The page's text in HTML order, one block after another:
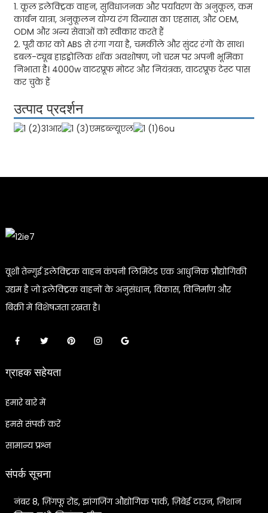
1. कूल इलेक्ट्रिक वाहन, सुविधाजनक और पर्यावरण के अनुकूल, कम
कार्बन यात्रा, अनुकूलन योग्य रंग विन्यास का एहसास, और OEM,
ODM और अन्य सेवाओं को स्वीकार करते हैं
2. पूरी कार को ABS से रंगा गया है, चमकीले और सुंदर रंगों के साथ।
डबल-ट्यूब हाइड्रोलिक शॉक अवशोषण, जो चरम पर अपनी भूमिका
निभाता है। 4000w वाटरप्रूफ मोटर और नियंत्रक, वाटरप्रूफ टेस्ट पास
कर चुके हैं
उत्पाद प्रदर्शन
वूशी तेन्गुई इलेक्ट्रिक वाहन कंपनी लिमिटेड एक आधुनिक प्रौद्योगिकी
उद्यम है जो इलेक्ट्रिक वाहनों के अनुसंधान, विकास, विनिर्माण और
बिक्री में विशेषज्ञता रखता है।
ग्राहक सहेयता
हमारे बारे में
हमसे संपर्क करें
सामान्य प्रश्न
संपर्क सूचना
नंबर 8, ज़िंगफू रोड, झांगजिंग औद्योगिक पार्क, ज़िबेई टाउन, ज़िशान